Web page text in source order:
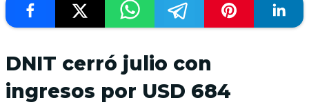
DNIT cerró julio con
ingresos por USD 684